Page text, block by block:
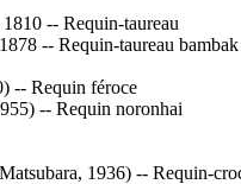
-- Requin-taureau
-- Requin-taureau bambak
-- Requin féroce
-- Requin noronhai
1936) -- Requin-